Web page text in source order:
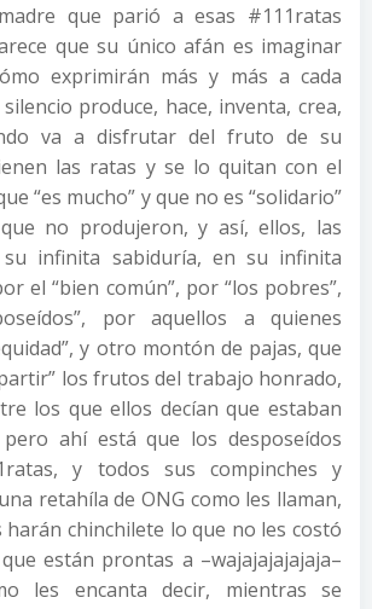
que parió a esas #111ratas
que su único afán es imaginar
exprimirán más y más a cada
produce, hace, inventa, crea,
va a disfrutar del fruto de su
las ratas y se lo quitan con el
“es mucho” y que no es “solidario”
no produjeron, y así, ellos, las
infinita sabiduría, en su infinita
el “bien común”, por “los pobres”,
por aquellos a quienes
y otro montón de pajas, que
los frutos del trabajo honrado,
los que ellos decían que estaban
pero ahí está que los desposeídos
y todos sus compinches y
retahíla de ONG como les llaman,
harán chinchilete lo que no les costó
están prontas a –wajajajajajaja–
les encanta decir, mientras se